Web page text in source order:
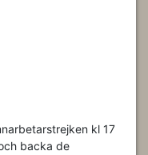
kl 17
backa de